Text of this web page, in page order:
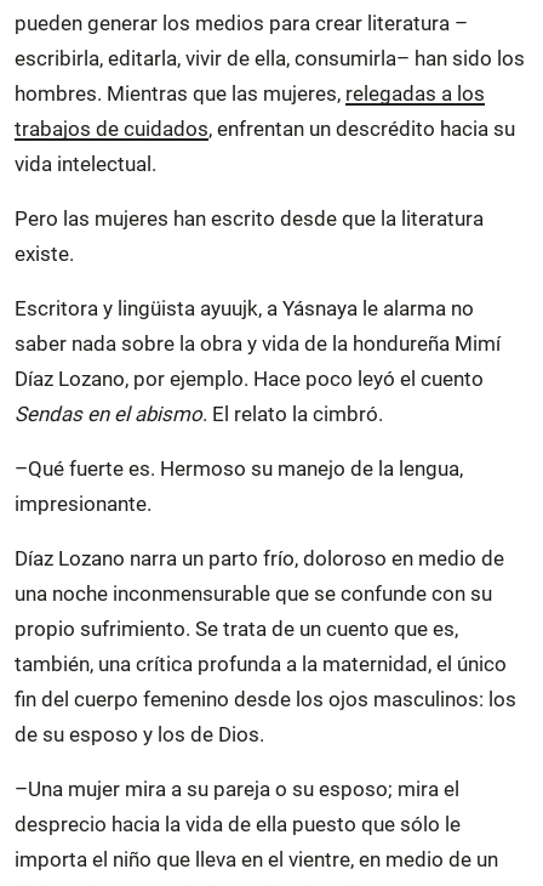
pueden generar los medios para crear literatura –
escribirla, editarla, vivir de ella, consumirla– han sido los
hombres. Mientras que las mujeres, relegadas a los
trabajos de cuidados, enfrentan un descrédito hacia su
vida intelectual.
Pero las mujeres han escrito desde que la literatura
existe.
Escritora y lingüista ayuujk, a Yásnaya le alarma no
saber nada sobre la obra y vida de la hondureña Mimí
Díaz Lozano, por ejemplo. Hace poco leyó el cuento
Sendas en el abismo. El relato la cimbró.
–Qué fuerte es. Hermoso su manejo de la lengua,
impresionante.
Díaz Lozano narra un parto frío, doloroso en medio de
una noche inconmensurable que se confunde con su
propio sufrimiento. Se trata de un cuento que es,
también, una crítica profunda a la maternidad, el único
fin del cuerpo femenino desde los ojos masculinos: los
de su esposo y los de Dios.
–Una mujer mira a su pareja o su esposo; mira el
desprecio hacia la vida de ella puesto que sólo le
importa el niño que lleva en el vientre, en medio de un